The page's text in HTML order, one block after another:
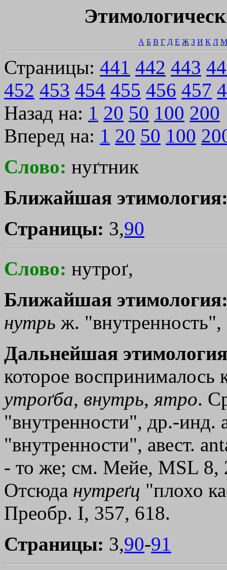
А Б В Г Д Е Ж З И К Л М
Страницы: 441 442 443
452 453 454 455 456 457
Назад на: 1 20 50 100 200
Вперед на: 1 20 50 100
Слово: нуґтник
Ближайшая
Страницы: 3,90
Слово: нутроґ,
Ближайшая
нутрь ж.
Дальнейшая
которое воспринималось
утроґба, внутрь, ятро.
"внутренности", др.-инд.
"внутренности", авест.
- то же; см. Мейе, МSL 8,
Отсюда нутреґц "плохо
Преобр. I, 357, 618.
Страницы: 3,90-91